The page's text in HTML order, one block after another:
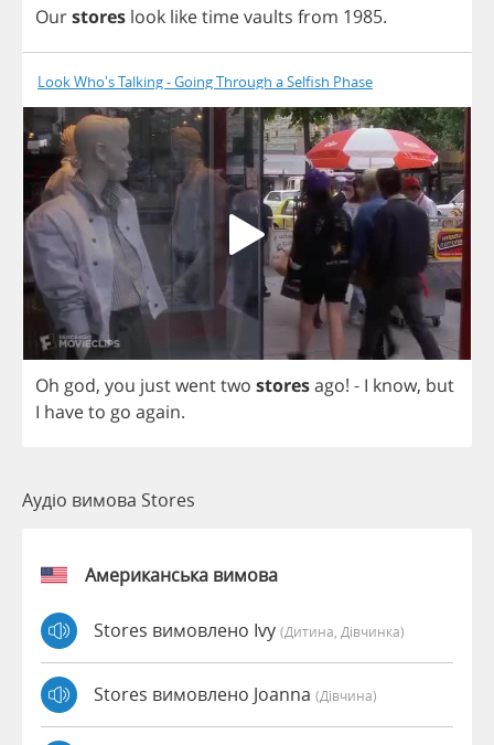
Ourstores look liketimevaults from 1985.
Look Who's Talking - Going Through a Selfish Phase
Oh god, you justwenttwo storesago! - I know, but
I haveto go again.
Аудіо вимова Stores
Американська вимова
Stores вимовлено Ivy (дитина, Дівчинка)
Stores вимовлено Joanna (дівчина)